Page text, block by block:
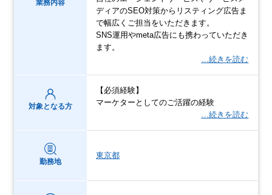
業務内容
ディアのSEO対策からリスティング広告ま
で幅広くご担当をいただきます。
SNS運用やmeta広告にも携わっていただき
ます。
…続きを読む
対象となる方
【必須経験】
マーケターとしてのご活躍の経験
…続きを読む
勤務地
東京都